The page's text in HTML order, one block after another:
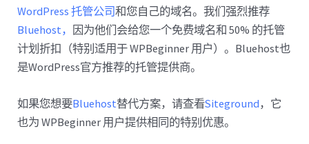
WordPress 托管公司和您自己的域名。我们强烈推荐
Bluehost， 因为他们会给您一个免费域名和 50% 的托管
计划折扣（特别适用于 WPBeginner 用户）。Bluehost也
是WordPress官方推荐的托管提供商。
如果您想要Bluehost替代方案，请查看Siteground ，它
也为 WPBeginner 用户提供相同的特别优惠。